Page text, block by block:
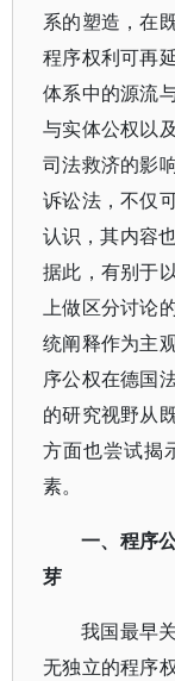
系的塑造，在
程序权利可再
体系中的源流
与实体公权以
司法救济的影
诉讼法，不仅
认识，其内容
据此，有别于
上做区分讨论
统阐释作为主
序公权在德国
的研究视野从
方面也尝试揭
素。
一、程序
芽
我国最早
无独立的程序